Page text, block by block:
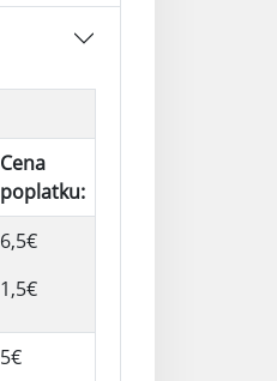
Cena
poplatku:
6,5€
1,5€
5€